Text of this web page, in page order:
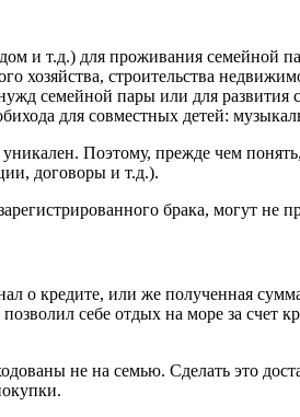
и т.д.) для проживания семейной
хозяйства, строительства
семейной пары или для развития
для совместных детей:
Поэтому, прежде чем
договоры и т.д.).
брака, могут не
о кредите, или же полученная
себе отдых на море за счет
не на семью. Сделать это